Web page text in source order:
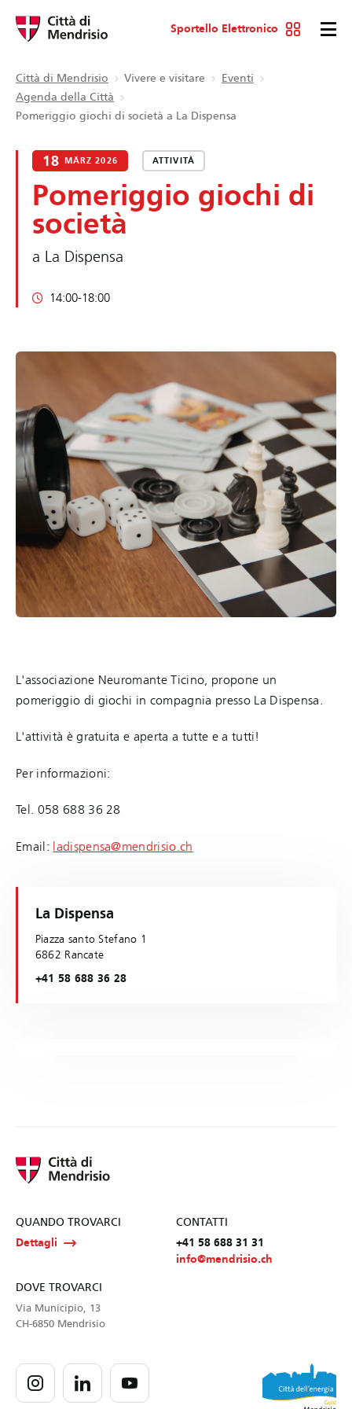
Sportello Elettronico
Città di Mendrisio Vivere e visitare
Eventi
Agenda della Città
Pomeriggio giochi di società a La Dispensa
18 MÄRZ 2026 ATTIVITÀ
Pomeriggio giochi di
società
a La Dispensa
14:00-18:00
L'associazione Neuromante Ticino, propone un
pomeriggio di giochi in compagnia presso La Dispensa.
L'attività è gratuita e aperta a tutte e a tutti!
Per informazioni:
Tel. 058 688 36 28
Email: ladispensa@mendrisio.ch
La Dispensa
Piazza santo Stefano 1
6862 Rancate
+41 58 688 36 28
QUANDO TROVARCI
Dettagli
CONTATTI
+41 58 688 31 31
info@mendrisio.ch
DOVE TROVARCI
Via Municipio, 13
CH-6850 Mendrisio